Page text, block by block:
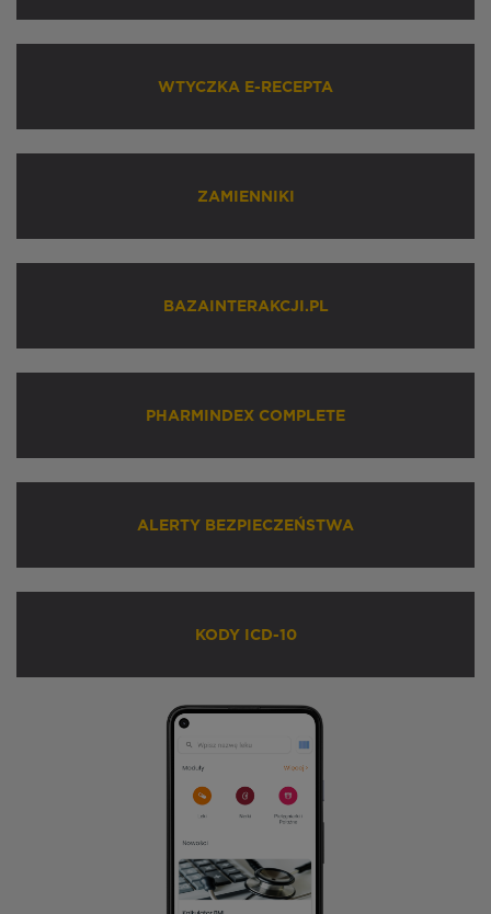
WTYCZKA E-RECEPTA
ZAMIENNIKI
BAZAINTERAKCJI.PL
PHARMINDEX COMPLETE
ALERTY BEZPIECZEŃSTWA
KODY ICD-10